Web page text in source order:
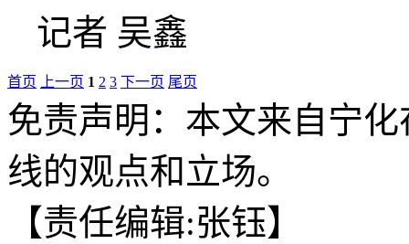
记者 吴鑫
首页 上一页 1 2 3 下一页 尾页
免责声明：本文来自宁
线的观点和立场。
【责任编辑:张钰】